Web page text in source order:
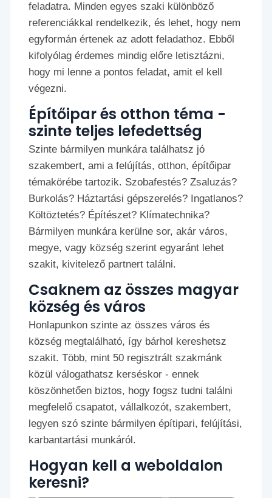
feladatra. Minden egyes szaki különböző
referenciákkal rendelkezik, és lehet, hogy nem
egyformán értenek az adott feladathoz. Ebből
kifolyólag érdemes mindig előre letisztázni,
hogy mi lenne a pontos feladat, amit el kell
végezni.
Építőipar és otthon téma -
szinte teljes lefedettség
Szinte bármilyen munkára találhatsz jó
szakembert, ami a felújítás, otthon, építőipar
témakörébe tartozik. Szobafestés? Zsaluzás?
Burkolás? Háztartási gépszerelés? Ingatlanos?
Költöztetés? Építészet? Klímatechnika?
Bármilyen munkára kerülne sor, akár város,
megye, vagy község szerint egyaránt lehet
szakit, kivitelező partnert találni.
Csaknem az összes magyar
község és város
Honlapunkon szinte az összes város és
község megtalálható, így bárhol kereshetsz
szakit. Több, mint 50 regisztrált szakmánk
közül válogathatsz kerséskor - ennek
köszönhetően biztos, hogy fogsz tudni találni
megfelelő csapatot, vállalkozót, szakembert,
legyen szó szinte bármilyen építipari, felújítási,
karbantartási munkáról.
Hogyan kell a weboldalon
keresni?